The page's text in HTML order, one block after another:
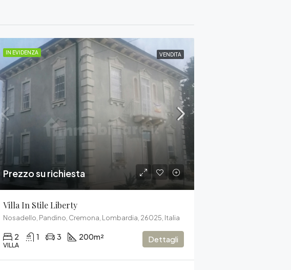
IN EVIDENZA VENDITA
Prezzo su richiesta
Villa In Stile Liberty
Nosadello, Pandino, Cremona, Lombardia, 26025, Italia
2 1 3 200m²
VILLA
Dettagli